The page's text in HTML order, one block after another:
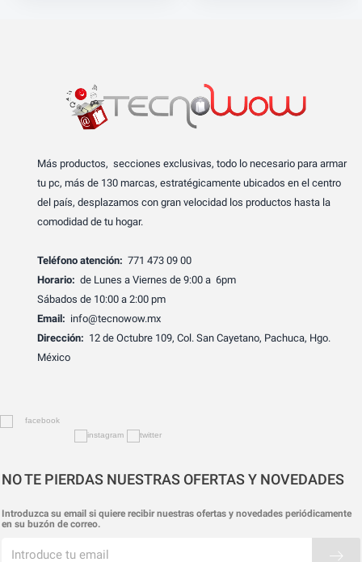
Más productos, secciones exclusivas, todo lo necesario para armar
tu pc, más de 130 marcas, estratégicamente ubicados en el centro
del país, desplazamos con gran velocidad los productos hasta la
comodidad de tu hogar.
Teléfono atención: 771 473 09 00
Horario: de Lunes a Viernes de 9:00 a 6pm
Sábados de 10:00 a 2:00 pm
Email: info@tecnowow.mx
Dirección: 12 de Octubre 109, Col. San Cayetano, Pachuca, Hgo.
México
NO TE PIERDAS NUESTRAS OFERTAS Y NOVEDADES
Introduzca su email si quiere recibir nuestras ofertas y novedades periódicamente
en su buzón de correo.